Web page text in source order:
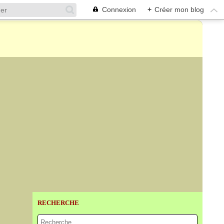
Connexion + Créer mon blog
RECHERCHE